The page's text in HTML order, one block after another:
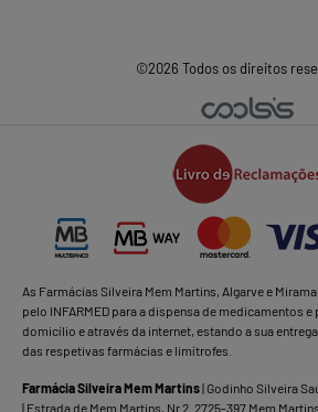
©2026 Todos os direitos
As Farmácias Silveira Mem Martins, Algarve e
pelo INFARMED para a dispensa de medicamentos
domicílio e através da internet, estando a sua
das respetivas farmácias e limítrofes.
Farmácia Silveira Mem Martins| Godinho Silveira
| Estrada de Mem Martins, Nr 2. 2725-397 Mem